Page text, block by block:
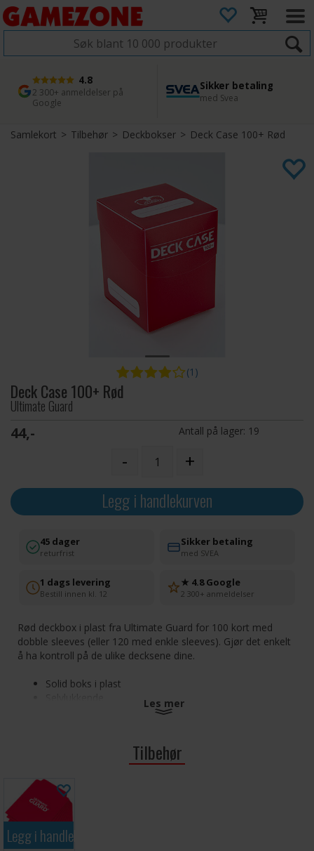
4.8
2 300+ anmeldelser på
Google
Sikker betaling
med Svea
1 dags levering
Bestill innen kl. 12
45 dager returfrist
Enkel retur
Samlekort>Tilbehør> Deckbokser> Deck Case 100+ Rød
(1)
Deck Case 100+ Rød
Ultimate Guard
44,- Antall på lager: 19
- +
Legg i handlekurven
45 dager
returfrist
Sikker betaling
med SVEA
1 dags levering
Bestill innen kl. 12
★ 4.8 Google
2 300+ anmeldelser
Rød deckbox i plast fra Ultimate Guard for 100 kort med
dobble sleeves (eller 120 med enkle sleeves). Gjør det enkelt
å ha kontroll på de ulike decksene dine.
Solid boks i plast
Les mer
Tilbehør
Legg i handlekurven